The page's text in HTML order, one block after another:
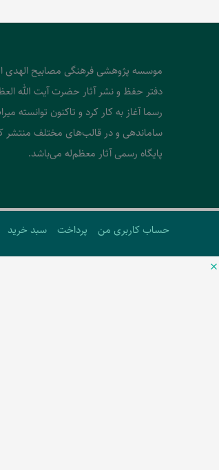
دفتر حفظ و نشر آثار حضرت آیت الله
رسما آغاز به کار کرد و تاکنون توانسته
ساماندهی و در قالب‌های مختلف منتشر
پایگاه رسمی آثار معظم‌له می‌باشد.
حساب کاربری من پرداخت سبد خرید